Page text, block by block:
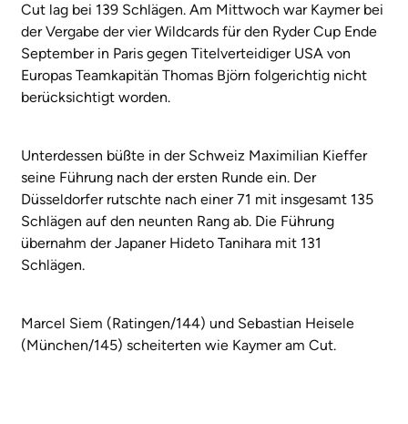
Cut lag bei 139 Schlägen. Am Mittwoch war Kaymer bei
der Vergabe der vier Wildcards für den Ryder Cup Ende
September in Paris gegen Titelverteidiger USA von
Europas Teamkapitän Thomas Björn folgerichtig nicht
berücksichtigt worden.
Unterdessen büßte in der Schweiz Maximilian Kieffer
seine Führung nach der ersten Runde ein. Der
Düsseldorfer rutschte nach einer 71 mit insgesamt 135
Schlägen auf den neunten Rang ab. Die Führung
übernahm der Japaner Hideto Tanihara mit 131
Schlägen.
Marcel Siem (Ratingen/144) und Sebastian Heisele
(München/145) scheiterten wie Kaymer am Cut.